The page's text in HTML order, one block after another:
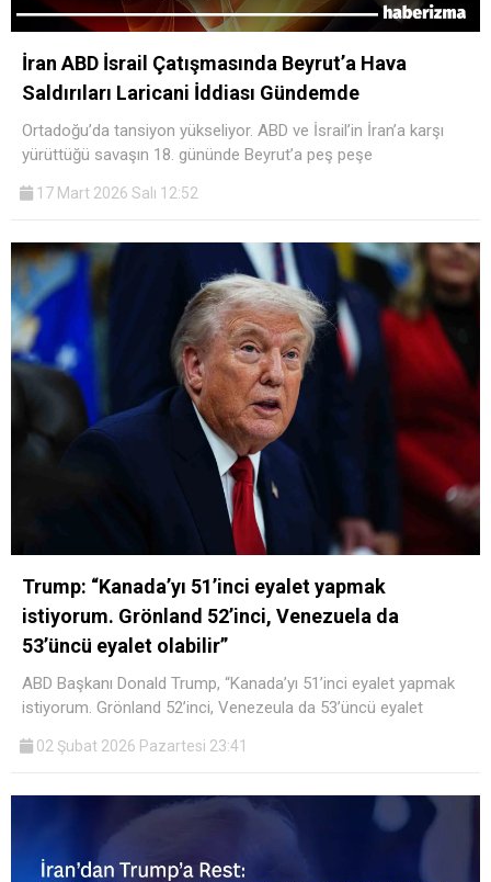
İran ABD İsrail Çatışmasında Beyrut’a Hava
Saldırıları Laricani İddiası Gündemde
Ortadoğu’da tansiyon yükseliyor. ABD ve İsrail’in İran’a karşı
yürüttüğü savaşın 18. gününde Beyrut’a peş peşe
17 Mart 2026 Salı 12:52
Trump: “Kanada’yı 51’inci eyalet yapmak
istiyorum. Grönland 52’inci, Venezuela da
53’üncü eyalet olabilir”
ABD Başkanı Donald Trump, “Kanada’yı 51’inci eyalet yapmak
istiyorum. Grönland 52’inci, Venezeula da 53’üncü eyalet
02 Şubat 2026 Pazartesi 23:41